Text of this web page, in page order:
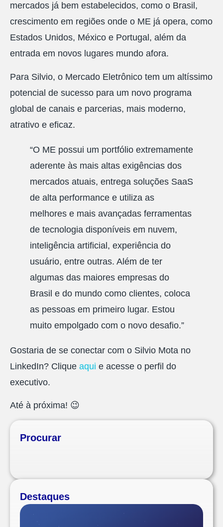
mercados já bem estabelecidos, como o Brasil,
crescimento em regiões onde o ME já opera, como
Estados Unidos, México e Portugal, além da
entrada em novos lugares mundo afora.
Para Silvio, o Mercado Eletrônico tem um altíssimo
potencial de sucesso para um novo programa
global de canais e parcerias, mais moderno,
atrativo e eficaz.
“O ME possui um portfólio extremamente
aderente às mais altas exigências dos
mercados atuais, entrega soluções SaaS
de alta performance e utiliza as
melhores e mais avançadas ferramentas
de tecnologia disponíveis em nuvem,
inteligência artificial, experiência do
usuário, entre outras. Além de ter
algumas das maiores empresas do
Brasil e do mundo como clientes, coloca
as pessoas em primeiro lugar. Estou
muito empolgado com o novo desafio.”
Gostaria de se conectar com o Silvio Mota no
LinkedIn? Clique aqui e acesse o perfil do
executivo.
Até à próxima! 😉
Procurar
Destaques